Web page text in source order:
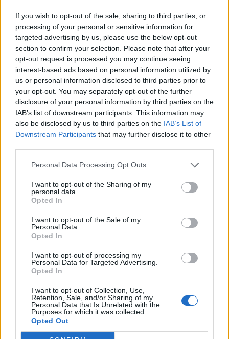
If you wish to opt-out of the sale, sharing to third parties, or
processing of your personal or sensitive information for
targeted advertising by us, please use the below opt-out
section to confirm your selection. Please note that after your
opt-out request is processed you may continue seeing
interest-based ads based on personal information utilized by
us or personal information disclosed to third parties prior to
your opt-out. You may separately opt-out of the further
disclosure of your personal information by third parties on the
IAB’s list of downstream participants. This information may
also be disclosed by us to third parties on the IAB’s List of
Downstream Participants that may further disclose it to other
Personal Data Processing Opt Outs
I want to opt-out of the Sharing of my
personal data.
Opted In
I want to opt-out of the Sale of my
Personal Data.
Opted In
I want to opt-out of processing my
Personal Data for Targeted Advertising.
Opted In
I want to opt-out of Collection, Use,
Retention, Sale, and/or Sharing of my
Personal Data that Is Unrelated with the
Purposes for which it was collected.
Opted Out
Southampton per circa 38 milioni di sterline. Il portoghese,
autore di cinque reti e quattro assist in 40 presenze
complessive, ha attirato l'attenzione anche del Manchester
United. Il West Ham ha con lui un contratto quinquennale con
opzione per un’ulteriore stagione e non vorrebbe farlo
partire.
VAI ALLA VERSIONE CLASSICA
Il materiale (testo, foto e video) consultabile in questo portale è di nostra proprietà.
Alcune foto (screenshot) ed articoli presenti su "Calciomercato Magazine" sono in parte
giunti da internet, in quanto arrivati alla nostra attenzione attraverso regolari
comunicati stampa con immagini e testi allegati ed autorizzati alla pubblicazione, e
quindi valutati di pubblico dominio. Se i soggetti o gli autori avessero qualcosa in